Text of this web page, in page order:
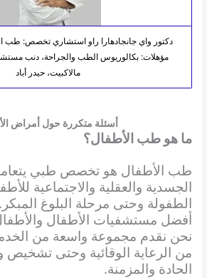
دكتور واي جانجادهارا راو استشاري تخصص: طب
مؤهلات: بكالوريوس الطب والجراحة، دنب
مالاكبيت، حيدر أباد
أسئلة متكررة حول أمراض
ما هو طب الأطفال؟
طب الأطفال هو تخصص طبي
الجسدية والعقلية والاجتماعية
الطفولة وحتى مرحلة البلوغ
أفضل مستشفيات الأطفال
نحن نقدم مجموعة واسعة من
من الرعاية الوقائية وحتى تشخيص
الحادة والمزمنة.